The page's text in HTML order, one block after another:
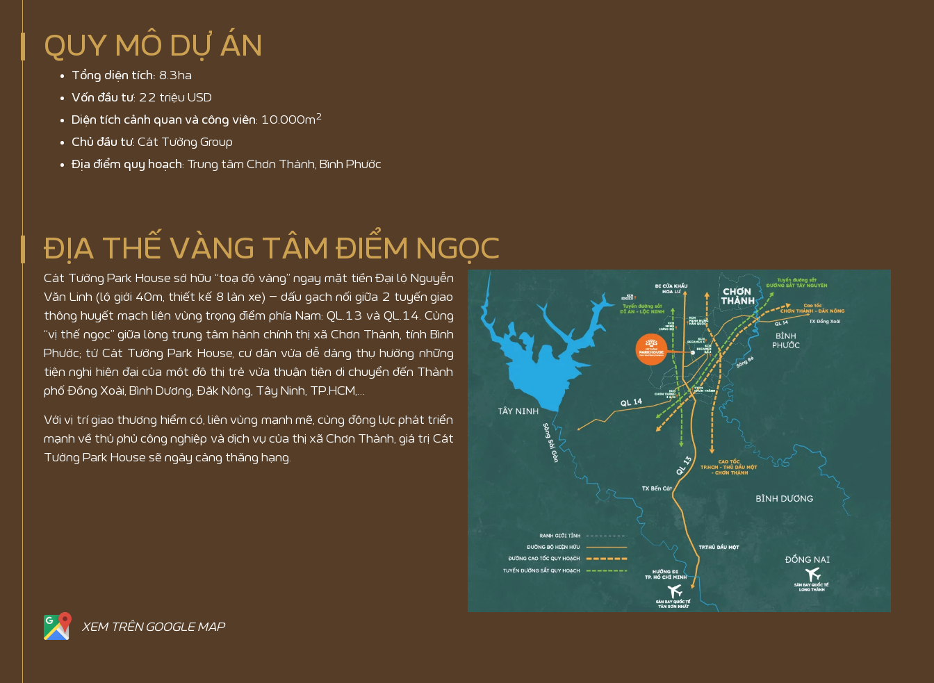
QUY MÔ DỰ ÁN
Tổng diện tích: 8.3ha
Vốn đầu tư: 22 triệu USD
Diện tích cảnh quan và công viên: 10.000m 2
Chủ đầu tư: Cát Tường Group
Địa điểm quy hoạch: Trung tâm Chơn Thành, Bình Phước
ĐỊA THẾ VÀNG TÂM ĐIỂM NGỌC
Cát Tường Park House sở hữu “toạ độ vàng” ngay mặt tiền Đại lộ Nguyễn
Văn Linh (lộ giới 40m, thiết kế 8 làn xe) – dấu gạch nối giữa 2 tuyến giao
thông huyết mạch liên vùng trọng điểm phía Nam: QL.13 và QL.14. Cùng
“vị thế ngọc” giữa lòng trung tâm hành chính thị xã Chơn Thành, tính Bình
Phước; từ Cát Tường Park House, cư dân vừa dễ dàng thụ hưởng những
tiện nghi hiện đại của một đô thị trẻ vừa thuận tiện di chuyển đến Thành
phố Đồng Xoài, Bình Dương, Đăk Nông, Tây Ninh, TP.HCM,…
Với vị trí giao thương hiểm có, liên vùng mạnh mẽ, cùng động lực phát triển
mạnh về thủ phủ công nghiệp và dịch vụ của thị xã Chơn Thành, giá trị Cát
Tường Park House sẽ ngày càng thăng hạng.
XEM TRÊN GOOGLE MAP